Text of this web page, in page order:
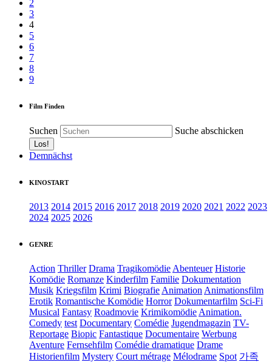
2
3
4
5
6
7
8
9
Film Finden
Suchen Suche abschicken
Demnächst
KINOSTART
2013 2014 2015 2016 2017 2018 2019 2020 2021 2022 2023
2024 2025 2026
GENRE
Action Thriller Drama Tragikomödie Abenteuer Historie
Komödie Romanze Kinderfilm Familie Dokumentation
Musik Kriegsfilm Krimi Biografie Animation Animationsfilm
Erotik Romantische Komödie Horror Dokumentarfilm Sci-Fi
Musical Fantasy Roadmovie Krimikomödie Animation.
Comedy test Documentary Comédie Jugendmagazin TV-
Reportage Biopic Fantastique Documentaire Werbung
Aventure Fernsehfilm Comédie dramatique Drame
Historienfilm Mystery Court métrage Mélodrame Spot 가족